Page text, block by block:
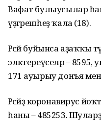
Вафат булыусылар
үҙгәрешһеҙ ҡала (18).
Рәсәй буйынса аҙаҡҡы
эләктереүселәр –
171 ауырыу донъя
Рәсәйҙә коронавирус
һаны – 485253.